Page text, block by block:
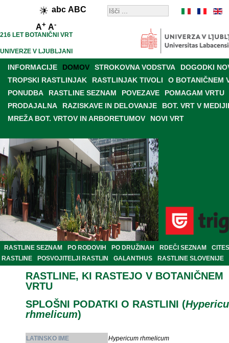
abc ABC
A+ A-
216 LET BOTANIČNI VRT
UNIVERZE V LJUBLJANI
INFORMACIJE DOMOV STROKOVNA VODSTVA
DOGODKI
TROPSKI RASTLINJAK
RASTLINJAK TIVOLI
O BOTANIČNEM
PONUDBA
RASTLINE SEZNAM POVEZAVE
POMAGAM VRTU
PRODAJALNA
RAZISKAVE IN DELOVANJE
BOT. VRT V
MREŽA BOT. VRTOV IN ARBORETUMOV
NOVI VRT
RASTLINE SEZNAM PO RODOVIH PO DRUŽINAH RDEČI SEZNAM
CITES
RASTLINE
POSVOJITELJI RASTLIN GALANTHUS RASTLINE SLOVENIJE
RASTLINE, KI RASTEJO V BOTANIČNEM
VRTU
SPLOŠNI PODATKI O RASTLINI (
rhmelicum)
LATINSKO IME
Hypericum rhmelicum